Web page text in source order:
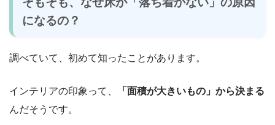
になるの？
調べていて、初めて知ったことがあります。
インテリアの印象って、
「面積が大きいもの」から決まる
んだそうです。